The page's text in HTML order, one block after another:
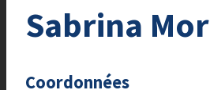
Sabrina
Coordonnées